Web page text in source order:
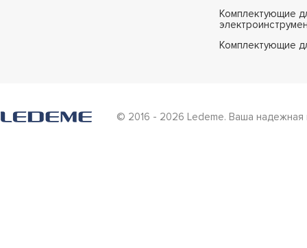
Комплектующие
Комплектующие
© 2016 - 2026 Ledeme. Ваша